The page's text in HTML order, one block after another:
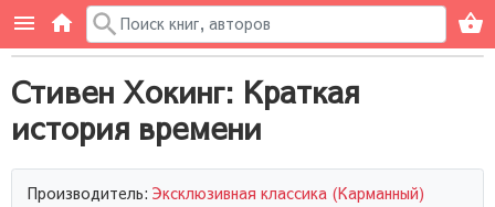
Стивен Хокинг: Краткая
история времени
Производитель: Эксклюзивная классика (Карманный)